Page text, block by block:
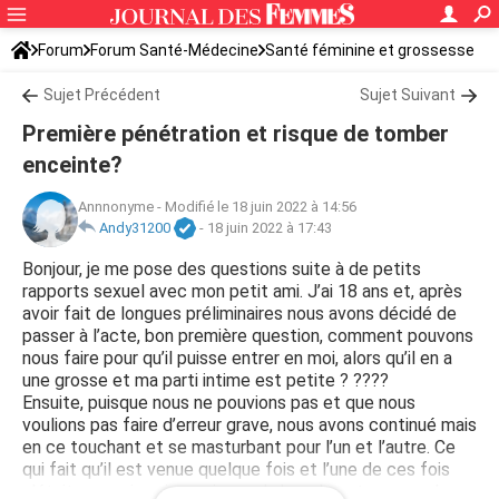
Forum Forum Santé-Médecine Santé féminine et grossesse
Tomber enceinte
Sujet Précédent Sujet Suivant
Première pénétration et risque de tomber
enceinte?
Annnonyme - Modifié le 18 juin 2022 à 14:56
Andy31200
- 18 juin 2022 à 17:43
Bonjour, je me pose des questions suite à de petits
rapports sexuel avec mon petit ami. J’ai 18 ans et, après
avoir fait de longues préliminaires nous avons décidé de
passer à l’acte, bon première question, comment pouvons
nous faire pour qu’il puisse entrer en moi, alors qu’il en a
une grosse et ma parti intime est petite ? ????
Ensuite, puisque nous ne pouvions pas et que nous
voulions pas faire d’erreur grave, nous avons continué mais
en ce touchant et se masturbant pour l’un et l’autre. Ce
qui fait qu’il est venue quelque fois et l’une de ces fois
c’était sur moi, mais au niveau du bas dos et un peu plus